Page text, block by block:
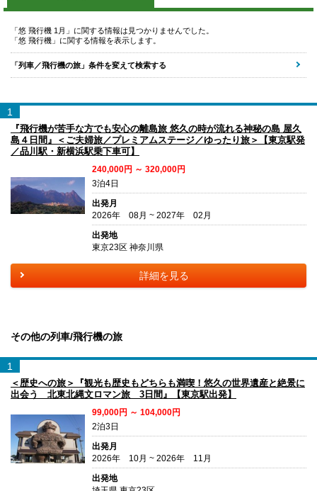
「悠 飛行機 1月」に関する情報は見つかりませんでした。
「悠 飛行機」に関する情報を表示します。
「列車／飛行機の旅」条件を変えて検索する
1
『飛行機が苦手な方でも安心の離島旅 悠久の時が流れる神秘の島 屋久
島４日間』＜ご夫婦旅／プレミアムステージ／ゆったり旅＞【東京駅発
／品川駅・新横浜駅乗下車可】
240,000円 ～ 320,000円
3泊4日
出発月
2026年 08月 ~ 2027年 02月
出発地
東京23区 神奈川県
詳細を見る
その他の列車/飛行機の旅
1
＜歴史への旅＞『観光も歴史もどちらも満喫！悠久の世界遺産と絶景に
出会う 北東北縄文ロマン旅 3日間』【東京駅出発】
99,000円 ～ 104,000円
2泊3日
出発月
2026年 10月 ~ 2026年 11月
出発地